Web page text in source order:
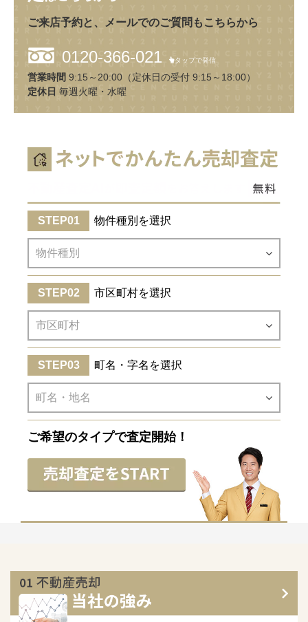
ご来店予約と、メールでのご質問もこちらから
0120-366-021 タップで発信
営業時間 9:15～20:00（定休日の受付 9:15～18:00）
定休日 毎週火曜・水曜
物件種別を選択
市区町村を選択
町名・字名を選択
ご希望のタイプで査定開始！